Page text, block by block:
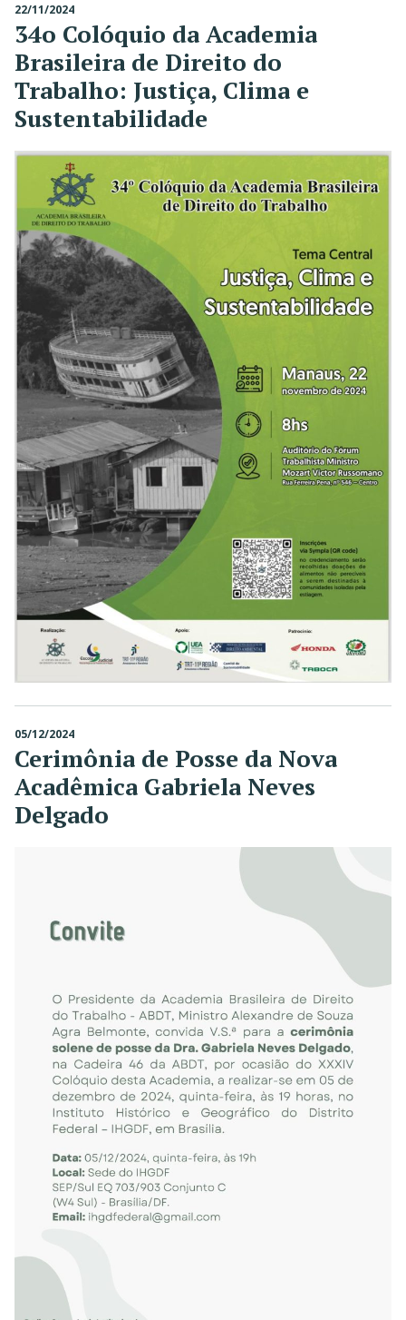
22/11/2024
34o Colóquio da Academia
Brasileira de Direito do
Trabalho: Justiça, Clima e
Sustentabilidade
05/12/2024
Cerimônia de Posse da Nova
Acadêmica Gabriela Neves
Delgado